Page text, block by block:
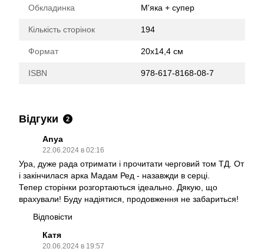
Обкладинка М'яка + супер
Кількість сторінок 194
Формат 20х14,4 см
ISBN 978-617-8168-08-7
Відгуки 2
Anya
22.06.2024 в 02:16
Ура, дуже рада отримати і прочитати черговий том ТД. От
і закінчилася арка Мадам Ред - назавжди в серці.
Тепер сторінки розгортаються ідеально. Дякую, що
врахували! Буду надіятися, продовження не забариться!
Відповісти
Катя
20.06.2024 в 19:57